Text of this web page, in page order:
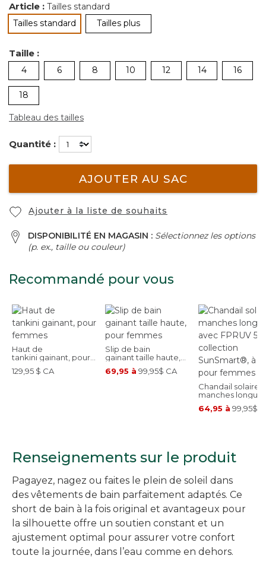
Article : Tailles standard
Tailles standard
sélectionné
Tailles plus
Taille :
4 6 8 10 12 14 16
18
Tableau des tailles
Quantité :
AJOUTER AU SAC
Ajouter à la liste de souhaits
DISPONIBILITÉ EN MAGASIN : Sélectionnez les options
(p. ex., taille ou couleur)
Recommandé pour vous
Haut de
tankini gainant, pour
femmes
129,95 $ CA
Slip de bain
gainant taille haute,
69,95 à 99,95$ CA
Chandail solaire à
manches longues
avec FPRUV 50+,
collection
64,95 à 99,95$
Renseignements sur le produit
Pagayez, nagez ou faites le plein de soleil dans
des vêtements de bain parfaitement adaptés. Ce
short de bain à la fois original et avantageux pour
la silhouette offre un soutien constant et un
ajustement optimal pour assurer votre confort
toute la journée, dans l’eau comme en dehors.